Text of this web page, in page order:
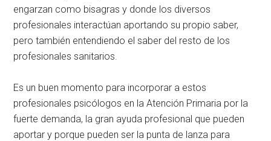
engarzan como bisagras y donde los diver­sos
profesionales interactúan apor­tando su propio saber,
pero tam­bién entendiendo el saber del res­to de los
profesionales sanitarios.
Es un buen momento para in­corporar a estos
profesionales psi­cólogos en la Atención Primaria por la
fuerte demanda, la gran ayu­da profesional que pueden
apor­tar y porque pueden ser la punta de lanza para